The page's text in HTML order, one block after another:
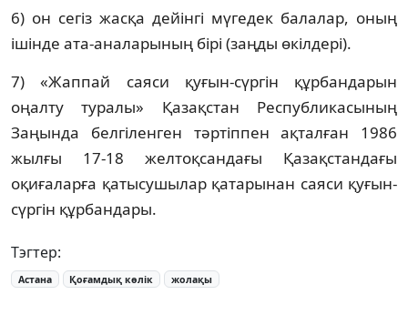
6) он сегіз жасқа дейінгі мүгедек балалар, оның
ішінде ата-аналарының бірі (заңды өкілдері).
7) «Жаппай саяси қуғын-сүргін құрбандарын
оңалту туралы» Қазақстан Республикасының
Заңында белгіленген тәртіппен ақталған 1986
жылғы 17-18 желтоқсандағы Қазақстандағы
оқиғаларға қатысушылар қатарынан саяси қуғын-
сүргін құрбандары.
Тэгтер:
Астана Қоғамдық көлік жолақы